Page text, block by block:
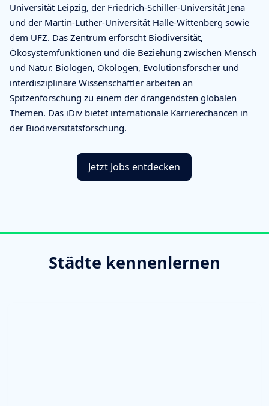
Universität Leipzig, der Friedrich-Schiller-Universität Jena
und der Martin-Luther-Universität Halle-Wittenberg sowie
dem UFZ. Das Zentrum erforscht Biodiversität,
Ökosystemfunktionen und die Beziehung zwischen Mensch
und Natur. Biologen, Ökologen, Evolutionsforscher und
interdisziplinäre Wissenschaftler arbeiten an
Spitzenforschung zu einem der drängendsten globalen
Themen. Das iDiv bietet internationale Karrierechancen in
der Biodiversitätsforschung.
Jetzt Jobs entdecken
Städte kennenlernen